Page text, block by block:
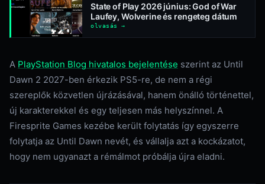
State of Play 2026 június: God of War
Laufey, Wolverine és rengeteg dátum
olvasás →
A PlayStation Blog hivatalos bejelentése szerint az Until
Dawn 2 2027-ben érkezik PS5-re, de nem a régi
szereplők közvetlen újrázásával, hanem önálló történettel,
új karakterekkel és egy teljesen más helyszínnel. A
Firesprite Games kezébe került folytatás így egyszerre
folytatja az Until Dawn nevét, és vállalja azt a kockázatot,
hogy nem ugyanazt a rémálmot próbálja újra eladni.